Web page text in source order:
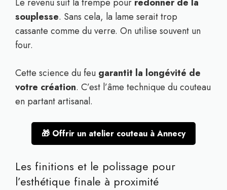
souplesse. Sans cela, la lame serait trop
cassante comme du verre. On utilise souvent un
four.
Cette science du feu garantit la longévité de
votre création. C’est l’âme technique du couteau
en partant artisanal.
🎁 Offrir un atelier couteau à Annecy
Les finitions et le polissage pour
l’esthétique finale à proximité